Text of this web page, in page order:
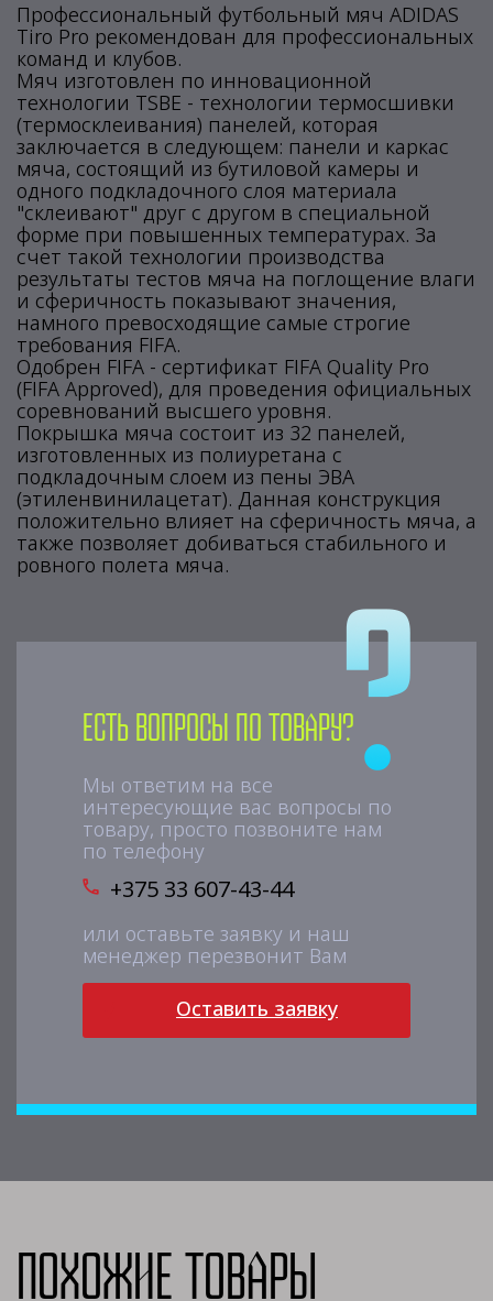
Профессиональный футбольный мяч ADIDAS
Tiro Pro рекомендован для профессиональных
команд и клубов.
Мяч изготовлен по инновационной
технологии TSBE - технологии термосшивки
(термосклеивания) панелей, которая
заключается в следующем: панели и каркас
мяча, состоящий из бутиловой камеры и
одного подкладочного слоя материала
"склеивают" друг с другом в специальной
форме при повышенных температурах. За
счет такой технологии производства
результаты тестов мяча на поглощение влаги
и сферичность показывают значения,
намного превосходящие самые строгие
требования FIFA.
Одобрен FIFA - сертификат FIFA Quality Pro
(FIFA Approved), для проведения официальных
соревнований высшего уровня.
Покрышка мяча состоит из 32 панелей,
изготовленных из полиуретана с
подкладочным слоем из пены ЭВА
(этиленвинилацетат). Данная конструкция
положительно влияет на сферичность мяча, а
также позволяет добиваться стабильного и
ровного полета мяча.
Есть вопросы по товару?
Мы ответим на все
интересующие вас вопросы по
товару, просто позвоните нам
по телефону
+375 33 607-43-44
или оставьте заявку и наш
менеджер перезвонит Вам
Оставить заявку
Похожие товары